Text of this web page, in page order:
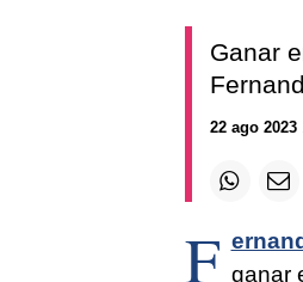
Ganar
22 ago 2023
F ganar